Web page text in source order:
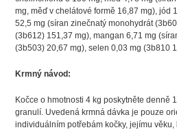
mg, měď v chelátové formě 16,87 mg), jód
52,5 mg (síran zinečnatý monohydrát
(3b612) 151,37 mg), mangan 6,71 mg
(3b503) 20,67 mg), selen 0,03 mg (3b810
Krmný návod:
Kočce o hmotnosti 4 kg poskytněte denně
granulí. Uvedená krmná dávka je pouze
individuálním potřebám kočky, jejímu